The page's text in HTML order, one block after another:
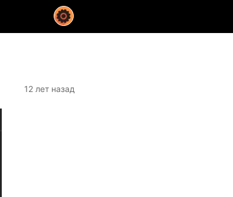
12 лет назад